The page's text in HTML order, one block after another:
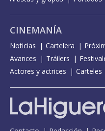
CINEMANÍA
Noticias Cartelera
Avances
Tráilers
Actores y actrices
Carteles